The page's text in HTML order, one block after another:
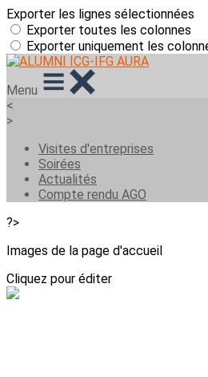
Exporter les lignes sélectionnées
Exporter toutes les colonnes
Exporter uniquement les
Menu
<
>
Visites d'entreprises
Soirées
Actualités
Compte rendu AGO
?>
Images de la page d'accueil
Cliquez pour éditer